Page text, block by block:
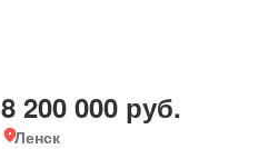
8 200 000 руб.
Ленск